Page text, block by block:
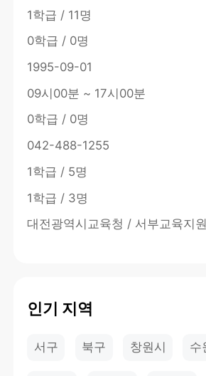
1학급 / 11명
0학급 / 0명
1995-09-01
09시00분 ~ 17시00분
0학급 / 0명
042-488-1255
1학급 / 5명
1학급 / 3명
대전광역시교육청 / 서부교육지
인기 지역
서구 북구 창원시 수